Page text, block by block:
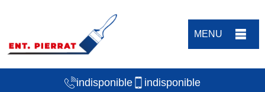
MENU
indisponible
indisponible